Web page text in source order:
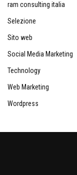
ram consulting italia
Selezione
Sito web
Social Media Marketing
Technology
Web Marketing
Wordpress